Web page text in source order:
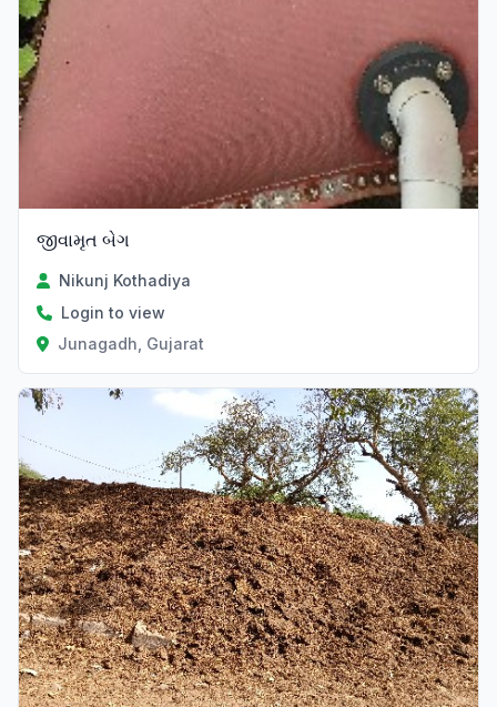
જીવામૃત બેગ
Nikunj Kothadiya
Login to view
Junagadh, Gujarat